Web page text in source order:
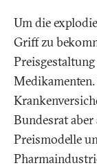
Um die
Griff zu
Bundesrat aber
Preismodelle